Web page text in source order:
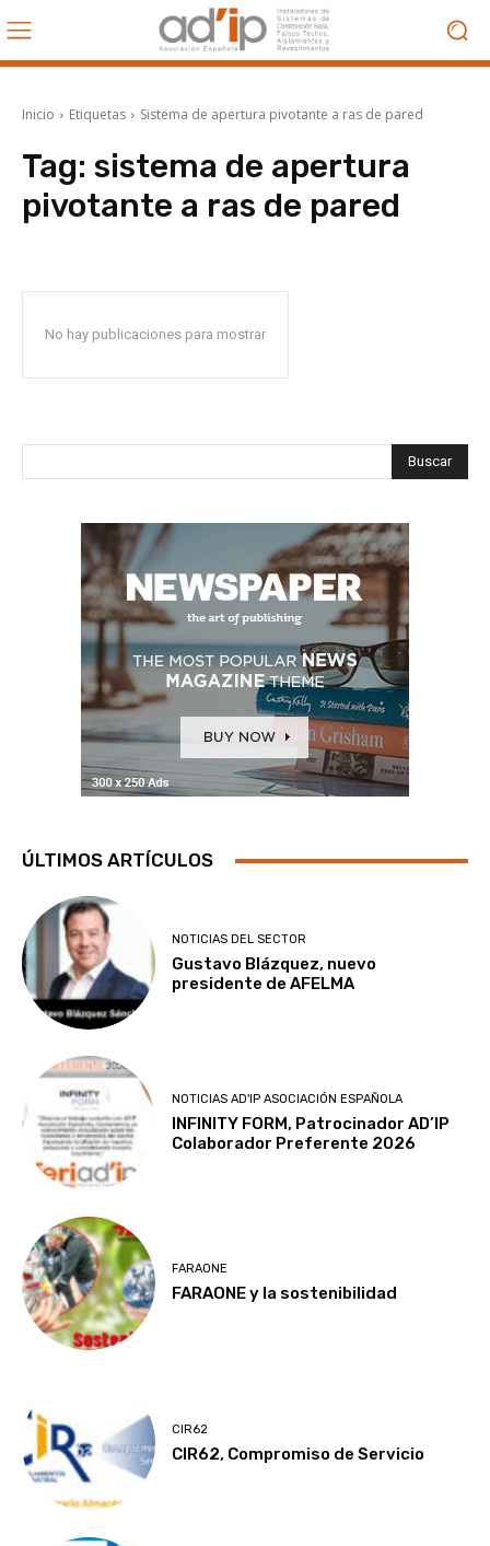
Inicio Etiquetas Sistema de apertura pivotante a ras de pared
Tag: sistema de apertura
pivotante a ras de pared
No hay publicaciones para mostrar
Buscar
ÚLTIMOS ARTÍCULOS
NOTICIAS DEL SECTOR
Gustavo Blázquez, nuevo
presidente de AFELMA
NOTICIAS AD'IP ASOCIACIÓN ESPAÑOLA
INFINITY FORM, Patrocinador AD’IP
Colaborador Preferente 2026
FARAONE
FARAONE y la sostenibilidad
CIR62
CIR62, Compromiso de Servicio